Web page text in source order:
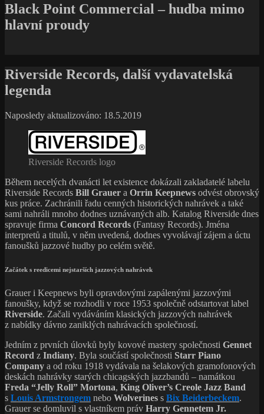
Black Point Commercial – hudba mimo
hlavní proudy
Riverside Records, další vydavatelská
legenda
Naposledy aktualizováno: 18.5.2019
Riverside Records logo
Během necelých dvanácti let existence dokázali zakladatelé labelu
Riverside Records Bill Grauer a Orrin Keepnews odvést obrovský
kus práce. Zachránili řadu cenných historických nahrávek a také
sami nahráli mnoho dodnes uznávaných alb. Katalog Riverside dnes
spravuje firma Concord Records (Fantasy Records). Jména
interpretů a titulů, v něm uvedená, dodnes vyvolávají zájem a úctu
fanoušků jazzové hudby po celém světě.
Začátek s reedicemi nejstarších jazzových nahrávek
Grauer i Keepnews byli opravdovými zapálenými jazzovými
fanoušky, když se rozhodli v roce 1953 společně odstartovat label
Riverside. Začali vydáváním klasických jazzových nahrávek
z nabídky dávno zaniklých nahrávacích společností.
Jedním z prvních úlovků byly kovové mastery společnosti Gennet
Record z Indiany. Byla součástí společnosti Starr Piano
Company a od roku 1918 vydávala na šelakových gramofonových
deskách nahrávky starých chicagských jazzbandů – namátkou
Freda “Jelly Roll” Mortona, King Oliver’s Creole Jazz Band
s Louis Armstrongem nebo Wolverines s Bix Beiderbeckem.
Grauer se domluvil s vlastníkem práv Harry Gennetem Jr.